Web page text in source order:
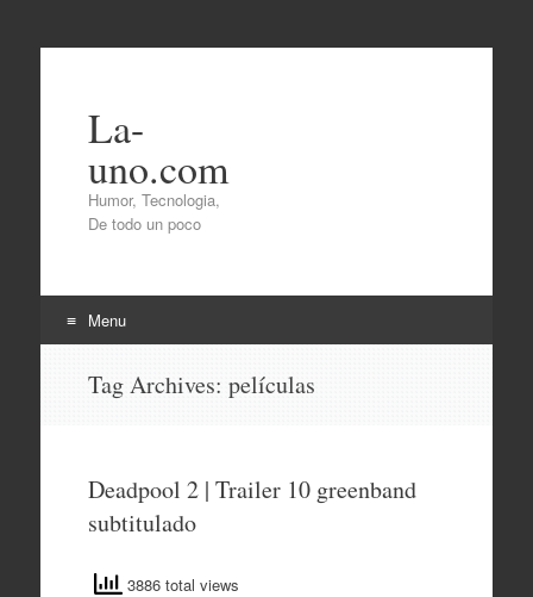
La-
uno.com
Humor, Tecnologia,
De todo un poco
Menu
Tag Archives: películas
Deadpool 2 | Trailer 10 greenband
subtitulado
3886 total views